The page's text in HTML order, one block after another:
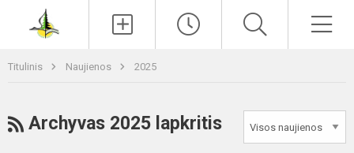
Titulinis Naujienos 2025
RSS
Archyvas 2025 lapkritis